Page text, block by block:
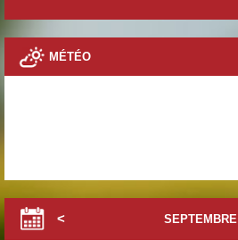
MÉTÉO
SEPTEMBRE